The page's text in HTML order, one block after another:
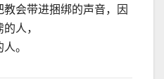
会带进捆绑的声音，因
人，
。